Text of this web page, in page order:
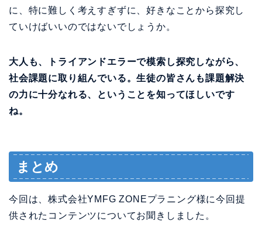
に、特に難しく考えすぎずに、好きなことから探究し
ていけばいいのではないでしょうか。
大人も、トライアンドエラーで模索し探究しながら、
社会課題に取り組んでいる。生徒の皆さんも課題解決
の力に十分なれる、ということを知ってほしいです
ね。
まとめ
今回は、株式会社YMFG ZONEプラニング様に今回提
供されたコンテンツについてお聞きしました。